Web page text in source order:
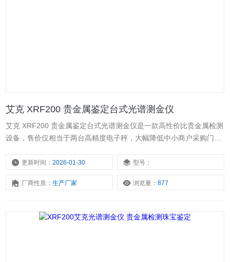
艾克 XRF200 贵金属鉴定台式光谱测金仪
艾克 XRF200 贵金属鉴定台式光谱测金仪是一款高性价比贵金属检测
设备，售价仅相当于两台高精度电子秤，大幅降低中小商户采购门
术背景即可快速上手，外形小巧精美。依托X射线荧光光谱技术，60
检测金、银、铂、钯、铜等金属元素。
更新时间：2026-01-30 型号：
厂商性质：生产厂家 浏览量：877